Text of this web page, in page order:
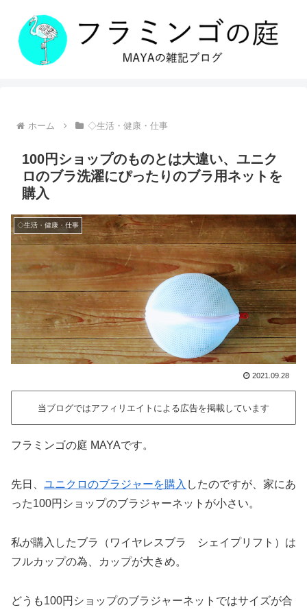
ホーム ◇生活・健康・仕事
100円ショップのものとは大違い、ユニク
ロのブラ洗濯にぴったりのブラ用ネットを
購入
◇生活・健康・仕事
2021.09.28
当ブログではアフィリエイトによる広告を掲載しています
フラミンゴの庭 MAYAです。
先日、 ユニクロのブラジャーを購入 したのですが、家にあ
った100円ショップのブラジャーネットが小さい。
私が購入したブラ（ワイヤレスブラ シェイプリフト）は
フルカップの為、カップが大きめ。
どうも100円ショップのブラジャーネットではサイズが合